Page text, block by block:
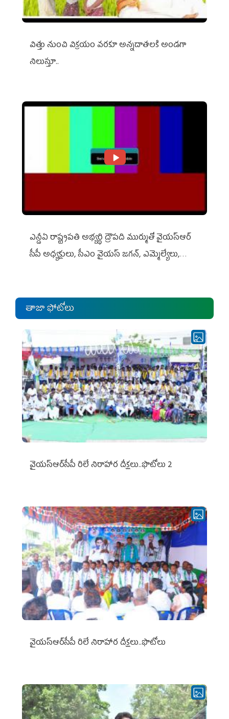
విత్తు నుంచి విక్రయం వరకూ అన్నదాతలకి అండగా
నిలుస్తూ..
ఎన్డీఏ రాష్ట్ర‌ప‌తి అభ్య‌ర్థి ద్రౌప‌ది ముర్ముతో వైయ‌స్ఆర్
సీపీ అధ్య‌క్షులు, సీఎం వైయ‌స్ జ‌గ‌న్, ఎమ్మెల్యేలు,
తాజా ఫోటోలు
వైయ‌స్ఆర్‌సీపీ రిలే నిరాహార దీక్షలు..ఫొటోలు 2
వైయ‌స్ఆర్‌సీపీ రిలే నిరాహార దీక్షలు..ఫొటోలు